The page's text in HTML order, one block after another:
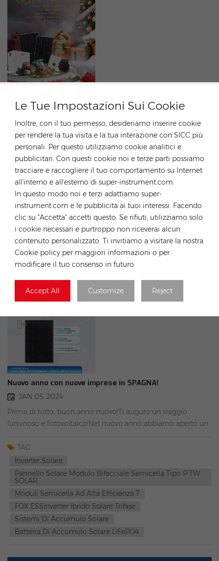
Le Tue Impostazioni Sui Cookie
Inoltre, con il tuo permesso, desideriamo inserire cookie
per rendere la tua visita e la tua interazione con SICC più
personali. Per questo utilizziamo cookie analitici e
pubblicitari. Con questi cookie noi e terze parti possiamo
tracciare e raccogliere il tuo comportamento su Internet
all'interno e all'esterno di super-instrument.com.
In questo modo noi e terzi adattiamo super-
instrument.com e le pubblicità ai tuoi interessi. Facendo
clic su "Accetta" accetti questo. Se rifiuti, utilizziamo solo
i cookie necessari e purtroppo non riceverai alcun
contenuto personalizzato. Ti invitiamo a visitare la nostra
Cookie policy per maggiori informazioni o per
modificare il tuo consenso in futuro.
Accept All Customize Reject
DEC 25, 2023
Buon Natale e felice anno nuovo🎄🎄🎄☃☃☃🔥🔥🔥
@Rongstar www.rongstar.com
TAG :
Inverter Solare
Natale Rongstar
Modulo Fotovoltaico
Modulo Solare
Modulo Tw Solar Di Tipo P
Nuovo anno con nuove imprese in SPAGNA!
JAN 03, 2024
Prima di tutto, buon anno nuovo!Ti auguro un viaggio
luminoso e fotovoltaico!Nel nuovo anno abbiamo aperto un
la vendita nella regione spagnola. Diamo il benvenuto ai
clienti spagnoli a contattarci!Per ulteriori informazioni sul
prodotto, accedi al nostro sito ufficiale -Pannelli TW SOLARI |
Moduli a scandole ecologici,Moduli semicella (rongstar.com)
TAG :
Inverter Solare
Pannello Solare Modulo Bifacciale Semicella Tipo P TW
SOLAR
Moduli Semicella Ad Alta Efficienza T
FOX ESSInverter Ibrido Solare Trifase
Sistemi Di Accumulo Solare
Batteria Di Accumulo Solare LiFePO4